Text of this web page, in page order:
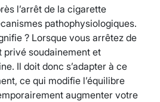
l’arrêt de la cigarette
pathophysiologiques.
? Lorsque vous arrêtez de
privé soudainement et
Il doit donc s’adapter à ce
ce qui modifie l’équilibre
augmenter votre